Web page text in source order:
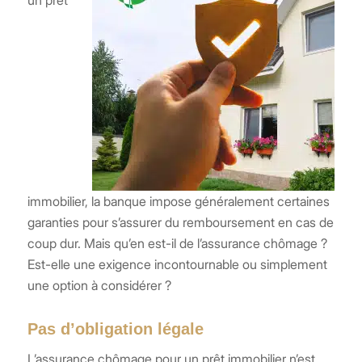
immobilier, la banque impose généralement certaines
garanties pour s’assurer du remboursement en cas de
coup dur. Mais qu’en est-il de l’assurance chômage ?
Est-elle une exigence incontournable ou simplement
une option à considérer ?
Pas d’obligation légale